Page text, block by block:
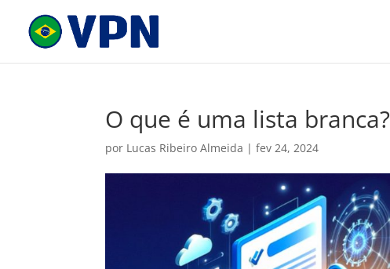
O que é uma lista branca?
por Lucas Ribeiro Almeida |fev 24, 2024